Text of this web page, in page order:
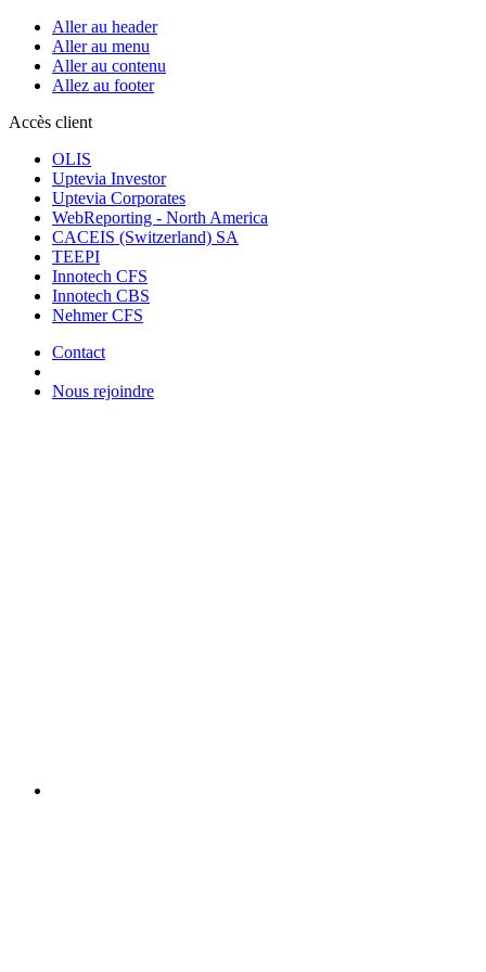
Aller au header
Aller au menu
Aller au contenu
Allez au footer
Accès client
OLIS
Uptevia Investor
Uptevia Corporates
WebReporting - North America
CACEIS (Switzerland) SA
TEEPI
Innotech CFS
Innotech CBS
Nehmer CFS
Contact
Nous rejoindre